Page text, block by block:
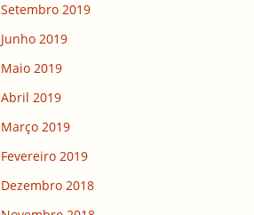
Setembro 2019
Junho 2019
Maio 2019
Abril 2019
Março 2019
Fevereiro 2019
Dezembro 2018